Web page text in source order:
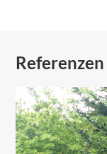
Referenzen